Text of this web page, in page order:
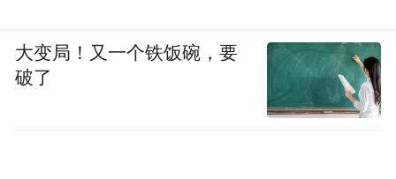
大变局！又一个铁饭碗，要
破了